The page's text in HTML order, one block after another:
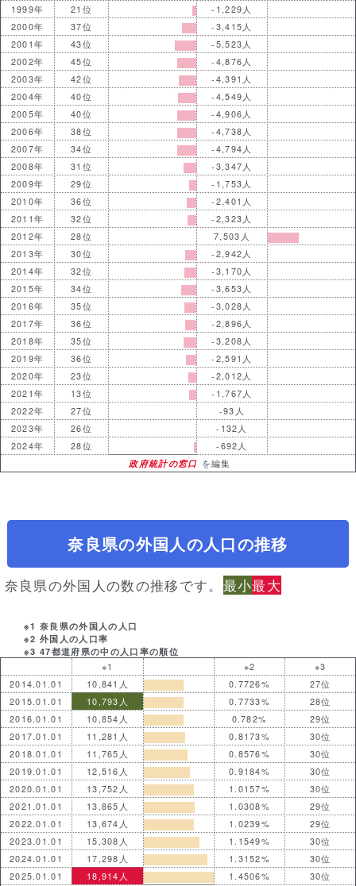
1999年 21位
-1,229人
2000年
37位
-3,415人
2001年
43位
-5,523人
2002年
45位
-4,876人
2003年
42位
-4,391人
2004年
40位
-4,549人
2005年
40位
-4,906人
2006年
38位
-4,738人
2007年
34位
-4,794人
2008年
31位
-3,347人
2009年
29位
-1,753人
2010年
36位
-2,401人
2011年
32位
-2,323人
2012年
28位
7,503人
2013年
30位
-2,942人
2014年
32位
-3,170人
2015年
34位
-3,653人
2016年
35位
-3,028人
2017年
36位
-2,896人
2018年
35位
-3,208人
2019年
36位
-2,591人
2020年
23位
-2,012人
2021年
13位
-1,767人
2022年
27位
-93人
2023年
26位
-132人
2024年
28位
-692人
政府統計の窓口 を編集
奈良県の外国人の人口の推移
奈良県の外国人の数の推移です。 最小最大
※1 奈良県の外国人の人口
※2 外国人の人口率
※3 47都道府県の中の人口率の順位
※1 ※2
※3
2014.01.01
10,841人 0.7726%
27位
2015.01.01
10,793人 0.7733%
28位
2016.01.01
10,854人 0.782%
29位
2017.01.01
11,281人 0.8173%
30位
2018.01.01
11,765人 0.8576%
30位
2019.01.01
12,516人 0.9184%
30位
2020.01.01
13,752人 1.0157%
30位
2021.01.01
13,865人 1.0308%
29位
2022.01.01
13,674人 1.0239%
29位
2023.01.01
15,308人 1.1549%
30位
2024.01.01
17,298人 1.3152%
30位
2025.01.01
18,914人 1.4506%
30位